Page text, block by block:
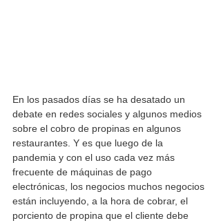
En los pasados días se ha desatado un
debate en redes sociales y algunos medios
sobre el cobro de propinas en algunos
restaurantes. Y es que luego de la
pandemia y con el uso cada vez más
frecuente de máquinas de pago
electrónicas, los negocios muchos negocios
están incluyendo, a la hora de cobrar, el
porciento de propina que el cliente debe